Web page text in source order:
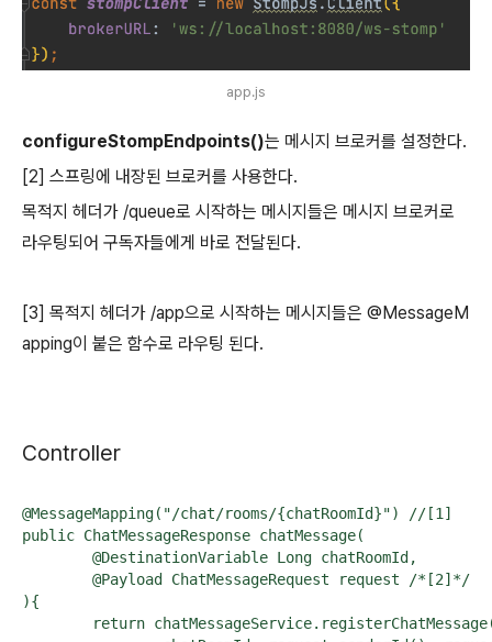
app.js
configureStompEndpoints()는 메시지 브로커를 설정한다.
[2] 스프링에 내장된 브로커를 사용한다.
목적지 헤더가 /queue로 시작하는 메시지들은 메시지 브로커로
라우팅되어 구독자들에게 바로 전달된다.
[3] 목적지 헤더가 /app으로 시작하는 메시지들은 @MessageM
apping이 붙은 함수로 라우팅 된다.
Controller
@MessageMapping("/chat/rooms/{chatRoomId}") //[1]
public ChatMessageResponse chatMessage(
){